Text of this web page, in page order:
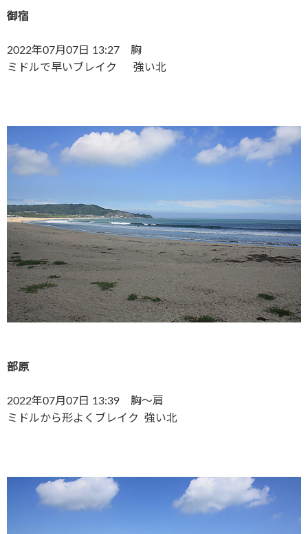
御宿
2022年07月07日 13:27 胸
ミドルで早いブレイク 強い北
部原
2022年07月07日 13:39 胸〜肩
ミドルから形よくブレイク 強い北